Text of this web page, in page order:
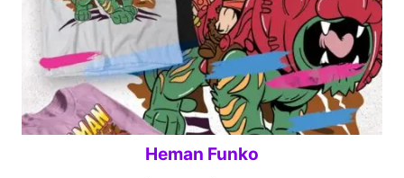
Heman Funko